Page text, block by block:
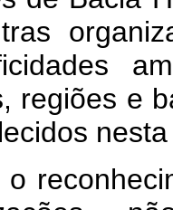
regiões e
nesta
o